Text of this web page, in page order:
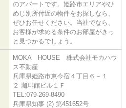
のアパートです。姫路市エリアやひ
めじ別所付近の物件をお探しなら、
ぜひお任せください。当社でなら、
お客様が求める条件のお部屋がきっ
と見つかるでしょう。
MOKA HOUSE 株式会社モカハウ
ス不動産
兵庫県姫路市東今宿４丁目６－１
２ 珈琲館ビル１Ｆ
TEL:079-269-8490
兵庫県知事 (2) 第451652号